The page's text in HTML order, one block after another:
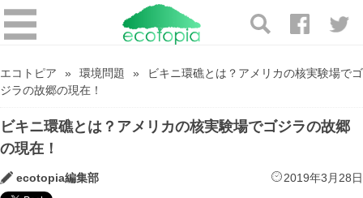
エコトピア 環境問題
ビキニ環礁とは？アメリカの核実験場でゴ
ジラの故郷の現在！
ビキニ環礁とは？アメリカの核実験場でゴジラの故郷
の現在！
ecotopia編集部 2019年3月28日